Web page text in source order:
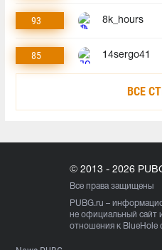
93 8k_hours
85 14sergo41
ВСЕ
© 2013 - 2026
Все права защищены
PUBG.ru –
не официальный сайт
отношения к BlueHole